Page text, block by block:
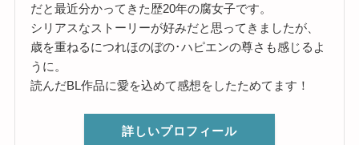
だと最近分かってきた歴20年の腐女子です。
シリアスなストーリーが好みだと思ってきましたが、
歳を重ねるにつれほのぼの･ハピエンの尊さも感じるよ
うに。
読んだBL作品に愛を込めて感想をしたためてます！
詳しいプロフィール